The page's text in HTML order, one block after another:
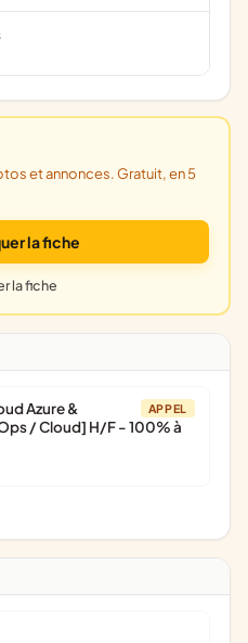
la fiche
la fiche
APPEL
Azure &
/ Cloud] H/F - 100% à